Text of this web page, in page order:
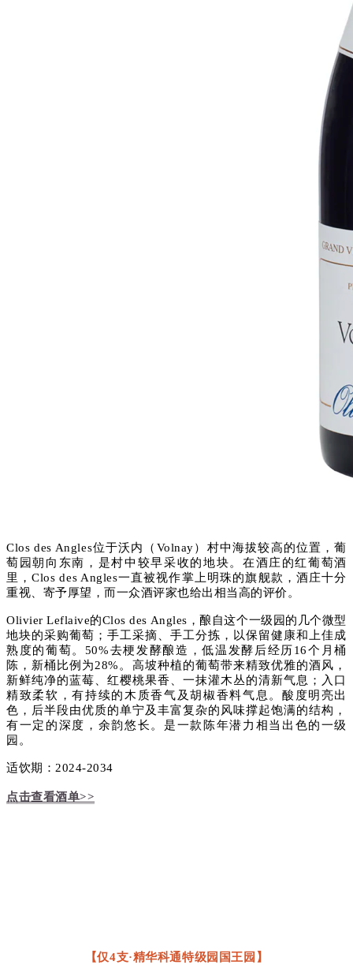
Clos des Angles位于沃内（Volnay）村中海拔较高的位置，葡
萄园朝向东南，是村中较早采收的地块。 在酒庄的红葡萄酒
里，Clos des Angles一直被视作掌上明珠的旗舰款，酒庄十分
重视、寄予厚望，而一众酒评家也给出相当高的评价。
Olivier Leflaive的Clos des Angles，酿自这个一级园的几个微型
地块的采购葡萄；手工采摘、手工分拣，以保留健康和上佳成
熟度的葡萄。50%去梗发酵酿造，低温发酵后经历16个月桶
陈，新桶比例为28%。高坡种植的葡萄带来精致优雅的酒风，
新鲜纯净的蓝莓、红樱桃果香、一抹灌木丛的清新气息；入口
精致柔软，有持续的木质香气及胡椒香料气息。酸度明亮出
色，后半段由优质的单宁及丰富复杂的风味撑起饱满的结构，
有一定的深度，余韵悠长。是一款陈年潜力相当出色的一级
园。
适饮期：2024-2034
点击查看酒单>>
【仅4支·精华科通特级园国王园】